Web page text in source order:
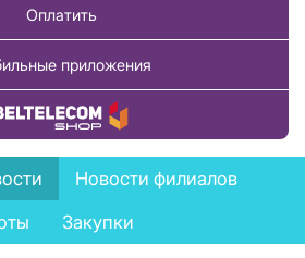
Оплатить
приложения
Купить товар
Новости филиалов
Закупки